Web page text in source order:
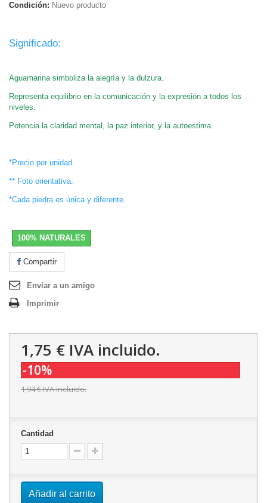
Condición: Nuevo producto
Significado:
Aguamarina simboliza la alegría y la dulzura.
Representa equilibrio en la comunicación y la expresión a todos los
niveles.
Potencia la claridad mental, la paz interior, y la autoestima.
*Precio por unidad.
** Foto orientativa.
*Cada piedra es única y diferente.
100% NATURALES
Compartir
Enviar a un amigo
Imprimir
1,75 € IVA incluido.
-10%
1,94 €IVA incluido.
Cantidad
Añadir al carrito